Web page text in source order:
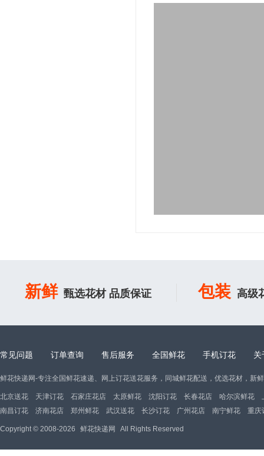
新鲜 甄选花材 品质保证 包装 高级
常见问题 订单查询 售后服务 全国鲜花 手机订花 关
鲜花快递网-专注全国鲜花速递、网上订花送花服务，同城鲜花配送，优选花材，新
北京送花 天津订花 石家庄花店 太原鲜花 沈阳订花 长春花店 哈尔滨鲜花
南昌订花
济南花店 郑州鲜花 武汉送花 长沙订花 广州花店 南宁鲜花 重庆
Copyright © 2008-2026 鲜花快递网 All Rights Reserved